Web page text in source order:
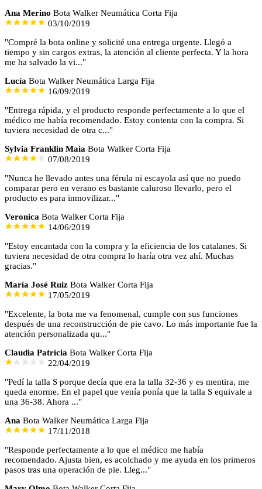
Ana Merino Bota Walker Neumática Corta Fija
03/10/2019
"Compré la bota online y solicité una entrega urgente. Llegó a
tiempo y sin cargos extras, la atención al cliente perfecta. Y la hora
me ha salvado la vi..."
Lucía Bota Walker Neumática Larga Fija
16/09/2019
"Entrega rápida, y el producto responde perfectamente a lo que el
médico me había recomendado. Estoy contenta con la compra. Si
tuviera necesidad de otra c..."
Sylvia Franklin Maia Bota Walker Corta Fija
07/08/2019
"Nunca he llevado antes una férula ni escayola así que no puedo
comparar pero en verano es bastante caluroso llevarlo, pero el
producto es para inmovilizar..."
Veronica Bota Walker Corta Fija
14/06/2019
"Estoy encantada con la compra y la eficiencia de los catalanes. Si
tuviera necesidad de otra compra lo haría otra vez ahí. Muchas
gracias."
María José Ruiz Bota Walker Corta Fija
17/05/2019
"Excelente, la bota me va fenomenal, cumple con sus funciones
después de una reconstrucción de pie cavo. Lo más importante fue la
atención personalizada qu..."
Claudia Patrícia Bota Walker Corta Fija
22/04/2019
"Pedí la talla S porque decía que era la talla 32-36 y es mentira, me
queda enorme. En el papel que venía ponía que la talla S equivale a
una 36-38. Ahora ..."
Ana Bota Walker Neumática Larga Fija
17/11/2018
"Responde perfectamente a lo que el médico me había
recomendado. Ajusta bien, es acolchado y me ayuda en los primeros
pasos tras una operación de pie. Lleg..."